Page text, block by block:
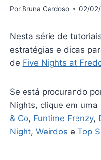
Por Bruna Cardoso 02/02/
Nesta série de
estratégias e dicas
de Five Nights at
Se está procurando
Nights, clique em uma
& Co, Funtime Frenzy,
Night, Weirdos e Top